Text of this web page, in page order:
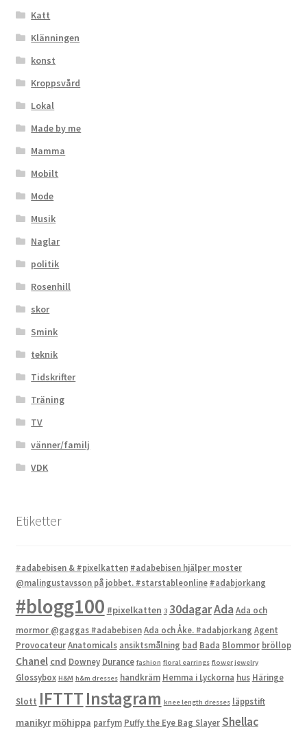
Katt
Klänningen
konst
Kroppsvård
Lokal
Made by me
Mamma
Mobilt
Mode
Musik
Naglar
politik
Rosenhill
skor
Smink
teknik
Tidskrifter
Träning
TV
vänner/familj
VDK
Etiketter
#adabebisen & #pixelkatten #adabebisen hjälper moster
@malingustavsson på jobbet. #starstableonline #adabjorkang
#blogg100 #pixelkatten 3 30dagarAda Ada och
mormor @gaggas #adabebisenAda och Åke. #adabjorkang Agent
ProvocateurAnatomicals ansiktsmålning bad Bada Blommor bröllop
Chanel cnd Downey Durance fashion floral earrings flower jewelry
Glossybox H&M h&m dresses handkräm Hemma i Lyckorna hus Häringe
Slott IFTTTInstagram knee length dresses läppstift
manikyr möhippa parfym Puffy the Eye Bag SlayerShellac